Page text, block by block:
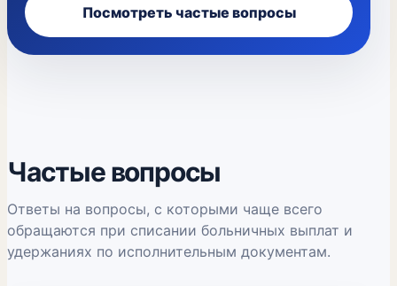
Посмотреть частые вопросы
Частые вопросы
Ответы на вопросы, с которыми чаще всего
обращаются при списании больничных выплат и
удержаниях по исполнительным документам.